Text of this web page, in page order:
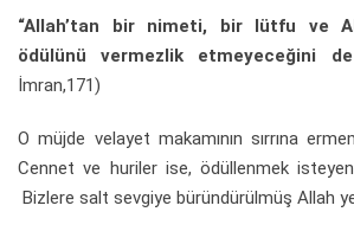
“Allah’tan bir nimeti, bir lütfu ve
ödülünü vermezlik etmeyeceğini de
İmran,171)
O müjde velayet makamının sırrına
Cennet ve huriler ise, ödüllenmek
Bizlere salt sevgiye büründürülmüş Allah